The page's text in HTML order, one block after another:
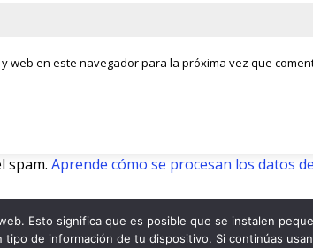
web en este navegador para la próxima vez que
spam. Aprende cómo se procesan los datos
Esto significa que es posible que se instalen
de información de tu dispositivo. Si continúas